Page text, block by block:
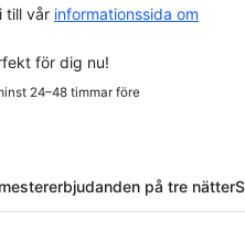
till vår informationssida om
för dig nu!
24–48 timmar före
på tre nätter